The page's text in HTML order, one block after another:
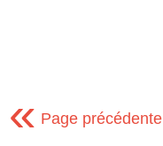
« Page précédente